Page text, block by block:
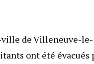
ville de Villeneuve-le-
ont été évacués